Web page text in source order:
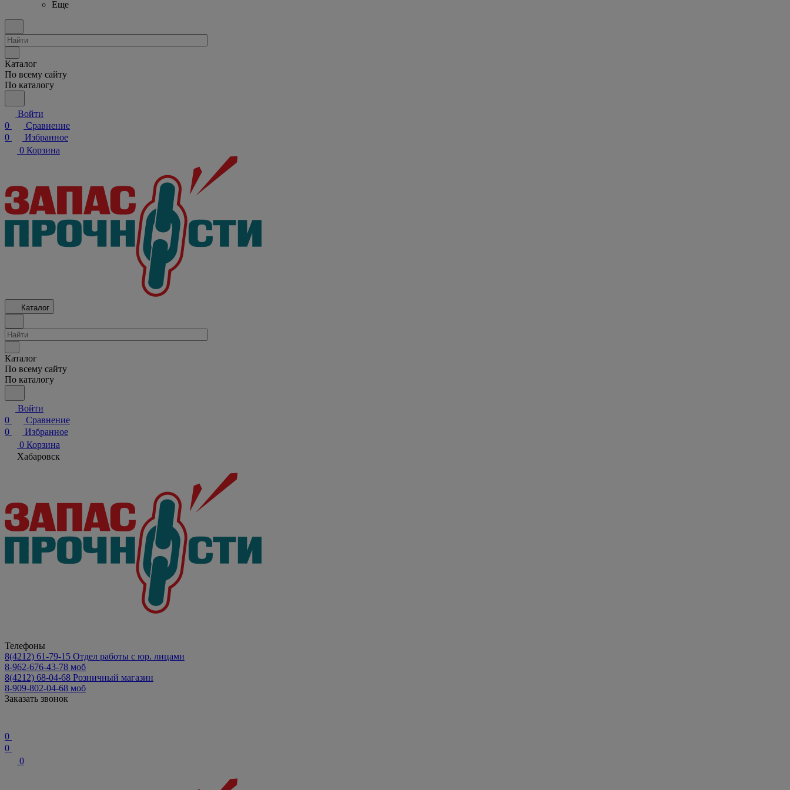
Еще
Каталог
По всему сайту
По каталогу
Войти
0
Сравнение
0
Избранное
0 Корзина
Каталог
Каталог
По всему сайту
По каталогу
Войти
0
Сравнение
0
Избранное
0 Корзина
Хабаровск
Телефоны
8(4212) 61-79-15 Отдел работы с юр. лицами
8-962-676-43-78 моб
8(4212) 68-04-68 Розничный магазин
8-909-802-04-68 моб
Заказать звонок
0
0
0